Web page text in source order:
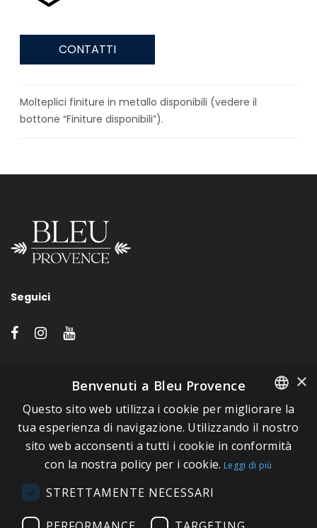
CONTATTI
Molteplici finiture in metallo disponibili (vedere il
bottone “Finiture disponibili”).
Seguici
A proposito di Bleu Provence
Informazioni legali
Condizioni di vendita
Contatti
FRENCH
ITALIAN
GERMAN
×
Benvenuti a Bleu Provence
Questo sito web utilizza i cookie per migliorare la
tua esperienza di navigazione. Utilizzando il nostro
sito web acconsenti a tutti i cookie in conformità
con la nostra policy per i cookie. Leggi di più
STRETTAMENTE NECESSARI